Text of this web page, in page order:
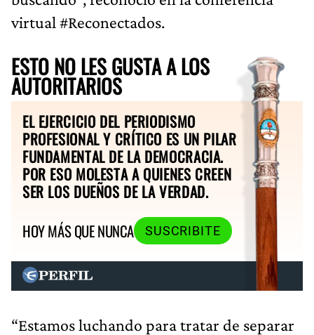
virtual #Reconectados.
ESTO NO LES GUSTA A LOS
AUTORITARIOS
EL EJERCICIO DEL PERIODISMO
PROFESIONAL Y CRÍTICO ES UN PILAR
FUNDAMENTAL DE LA DEMOCRACIA.
POR ESO MOLESTA A QUIENES CREEN
SER LOS DUEÑOS DE LA VERDAD.
HOY MÁS QUE NUNCA
SUSCRIBITE
“Estamos luchando para tratar de separar